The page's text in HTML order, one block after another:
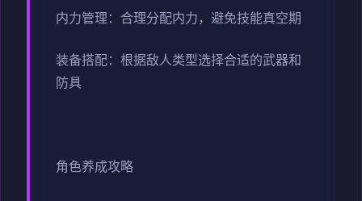
内力管理：合理分配内力，避免技能真空期
装备搭配：根据敌人类型选择合适的武器和
防具
角色养成攻略